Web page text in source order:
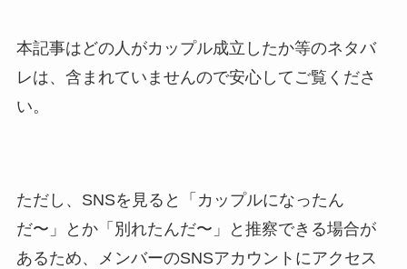
本記事はどの人がカップル成立したか等のネタバ
レは、含まれていませんので安心してご覧くださ
い。
ただし、SNSを見ると「カップルになったん
だ〜」とか「別れたんだ〜」と推察できる場合が
あるため、メンバーのSNSアカウントにアクセス